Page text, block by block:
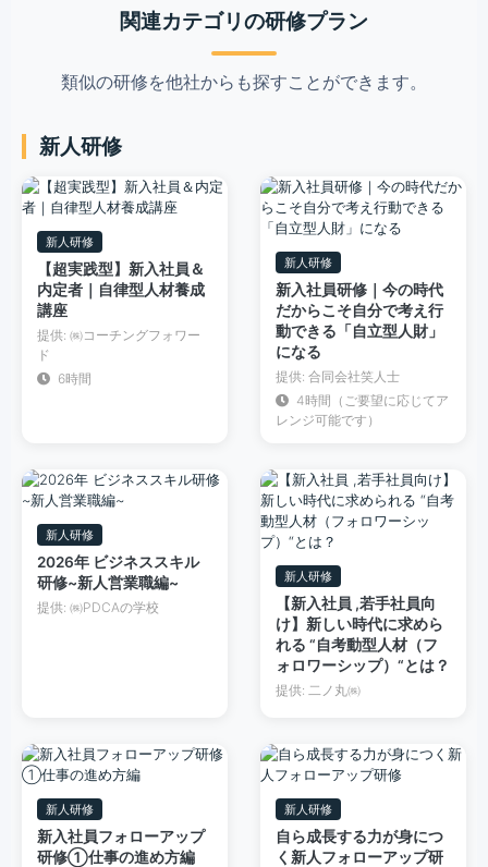
関連カテゴリの研修プラン
類似の研修を他社からも探すことができます。
新人研修
新人研修
【超実践型】新入社員＆
内定者｜自律型人材養成
講座
提供: ㈱コーチングフォワー
ド
6時間
新人研修
新入社員研修｜今の時代
だからこそ自分で考え行
動できる「自立型人財」
になる
提供: 合同会社笑人士
4時間（ご要望に応じてア
レンジ可能です）
新人研修
2026年 ビジネススキル
研修~新人営業職編~
提供: ㈱PDCAの学校
新人研修
【新入社員 ,若手社員向
け】新しい時代に求めら
れる “自考動型人材（フ
ォロワーシップ）“とは？
提供: 二ノ丸㈱
新人研修
新入社員フォローアップ
研修①仕事の進め方編
新人研修
自ら成長する力が身につ
く新人フォローアップ研